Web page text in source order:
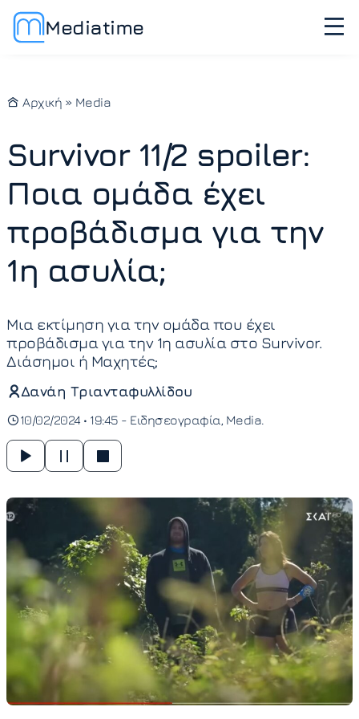
Mediatime
Αρχική » Media
Survivor 11/2 spoiler:
Ποια ομάδα έχει
προβάδισμα για την
1η ασυλία;
Μια εκτίμηση για την ομάδα που έχει
προβάδισμα για την 1η ασυλία στο Survivor.
Διάσημοι ή Μαχητές;
Δανάη Τριανταφυλλίδου
10/02/2024 • 19:45 - Ειδησεογραφία Media